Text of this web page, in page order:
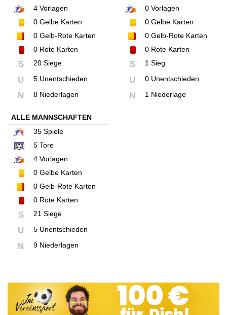
4 Vorlagen
0 Gelbe Karten
0 Gelb-Rote Karten
0 Rote Karten
S 20 Siege
U 5 Unentschieden
N 8 Niederlagen
0Vorlagen
0Gelbe Karten
0Gelb-Rote Karten
0Rote Karten
S 1 Sieg
U 0 Unentschieden
N 1 Niederlage
ALLE MANNSCHAFTEN
35 Spiele
5 Tore
4 Vorlagen
0 Gelbe Karten
0 Gelb-Rote Karten
0 Rote Karten
S 21 Siege
U 5 Unentschieden
N 9 Niederlagen